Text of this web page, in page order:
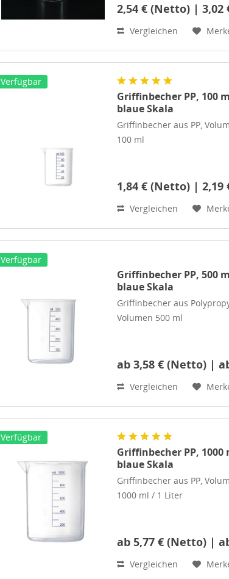
Sehr stabiler Laborbecher
aufgedruckter, roter Skala
zeichnet sich durch eine
exzellente (glasklare)
Transparenz aus.
Darüberhinaus...
2,54 € (Netto) | 3,02
Vergleichen
Verfügbar
Griffinbecher PP, 100
blaue Skala
Griffinbecher aus PP,
100 ml
Sehr stabiler Laborbecher
aufgedruckter, blauer Skala
1,84 € (Netto) | 2,19
Vergleichen
Verfügbar
Griffinbecher PP, 500
blaue Skala
Griffinbecher aus
Volumen 500 ml
Sehrstabiler Laborbecher
aufgedruckter, blauer Skala
guteTransparenz aus.
Darüberhinaus sind sehr
ab 3,58 € (Netto) |
Vergleichen
Verfügbar
Griffinbecher PP, 1000
blaue Skala
Griffinbecher aus PP,
1000 ml / 1 Liter
Sehrstabiler Laborbecher
aufgedruckter, blauer Skala
ab 5,77 € (Netto) |
Vergleichen